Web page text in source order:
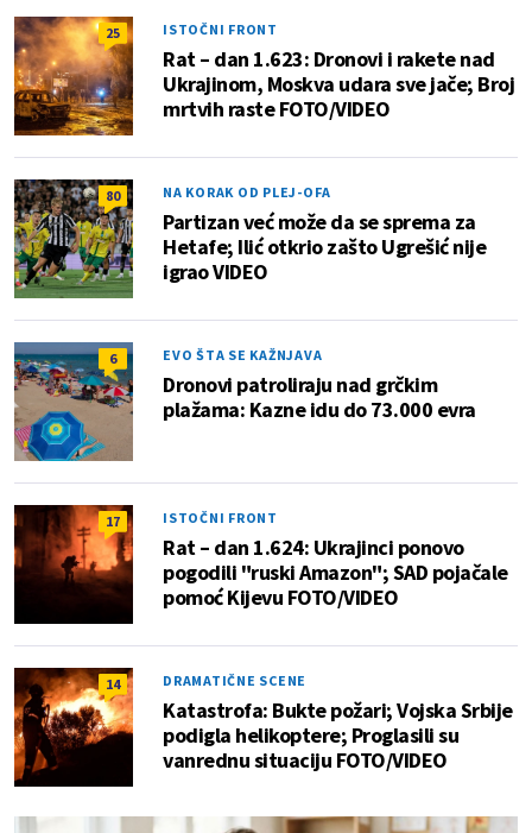
25 ISTOČNI FRONT
Rat – dan 1.623: Dronovi i rakete nad
Ukrajinom, Moskva udara sve jače; Broj
mrtvih raste FOTO/VIDEO
80 NA KORAK OD PLEJ-OFA
Partizan već može da se sprema za
Hetafe; Ilić otkrio zašto Ugrešić nije
igrao VIDEO
6 EVO ŠTA SE KAŽNJAVA
Dronovi patroliraju nad grčkim
plažama: Kazne idu do 73.000 evra
17 ISTOČNI FRONT
Rat – dan 1.624: Ukrajinci ponovo
pogodili "ruski Amazon"; SAD pojačale
pomoć Kijevu FOTO/VIDEO
14 DRAMATIČNE SCENE
Katastrofa: Bukte požari; Vojska Srbije
podigla helikoptere; Proglasili su
vanrednu situaciju FOTO/VIDEO